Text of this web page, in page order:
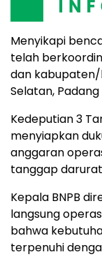
Menyikapi
telah
dan kabupaten/
Selatan,
Kedeputian 3
menyiapkan
anggaran
tanggap darurat
Kepala BNPB
langsung
bahwa
terpenuhi